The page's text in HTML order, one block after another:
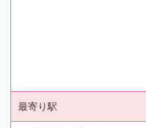
最寄り駅